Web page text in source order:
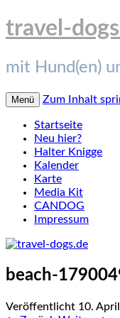
travel-
mit Hund(en)
Menü Zum Inhalt
Startseite
Neu hier?
Halter Knigge
Kalender
Karte
Media Kit
CANDOG
Impressum
beach-
Veröffentlicht 10.